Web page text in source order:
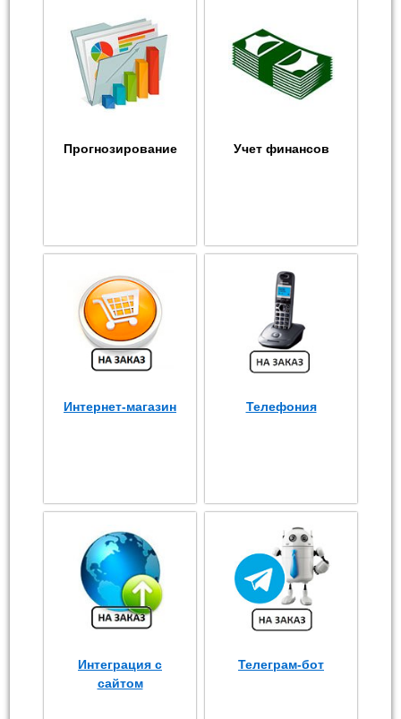
Прогнозирование Учет финансов
Интернет-магазин Телефония
Интеграция с
сайтом
Телеграм-бот